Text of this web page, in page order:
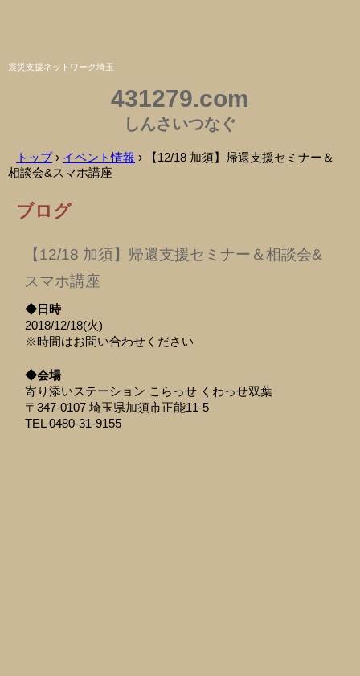
震災支援ネットワーク埼玉
431279.com
しんさいつなぐ
トップ› イベント情報 ›
【12/18 加須】帰還支援セミナー＆
相談会&スマホ講座
ブログ
【12/18 加須】帰還支援セミナー＆相談会&
スマホ講座
◆日時
2018/12/18(火)
※時間はお問い合わせください
◆会場
寄り添いステーション こらっせ くわっせ双葉
〒347-0107 埼玉県加須市正能11-5
TEL 0480-31-9155